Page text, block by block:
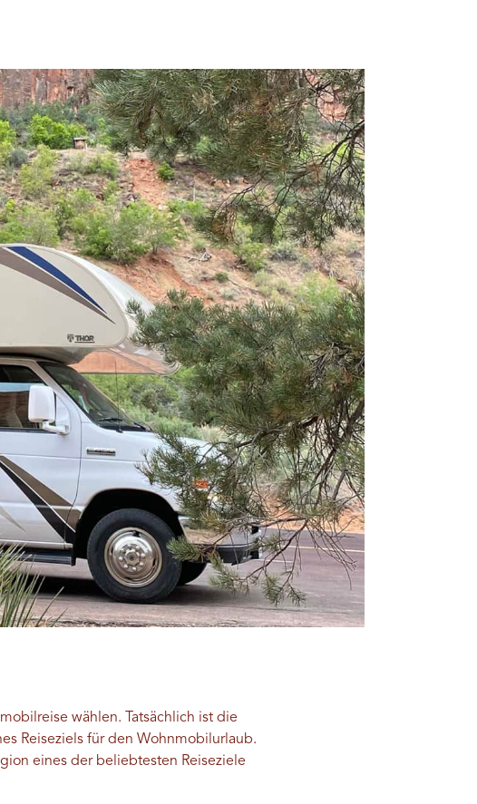
wählen. Tatsächlich ist die
Reiseziels für den Wohnmobilurlaub.
eines der beliebtesten Reiseziele